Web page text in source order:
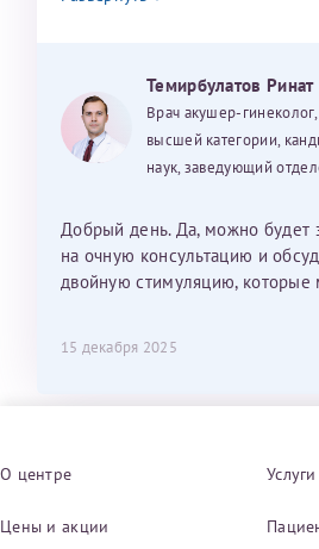
Темирбулатов
Врач акушер-
высшей категории,
наук, заведующий
Добрый день. Да, можно будет
на очную консультацию и
двойную стимуляцию,
15 декабря 2025
О центре Услуги
Цены и акции